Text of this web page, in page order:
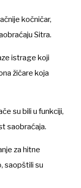
kočničar,
Sitra.
istrage koji
žičare koja
su bili u funkciji,
saobraćaja.
za hitne
saopštili su